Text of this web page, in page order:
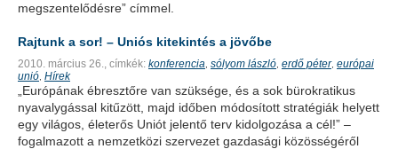
megszentelődésre” címmel.
Rajtunk a sor! – Uniós kitekintés a jövőbe
2010. március 26., címkék: konferencia sólyom lászló erdő péter, európai
unió Hírek
„Európának ébresztőre van szüksége, és a sok bürokratikus
nyavalygással kitűzött, majd időben módosított stratégiák helyett
egy világos, életerős Uniót jelentő terv kidolgozása a cél!” –
fogalmazott a nemzetközi szervezet gazdasági közösségéről